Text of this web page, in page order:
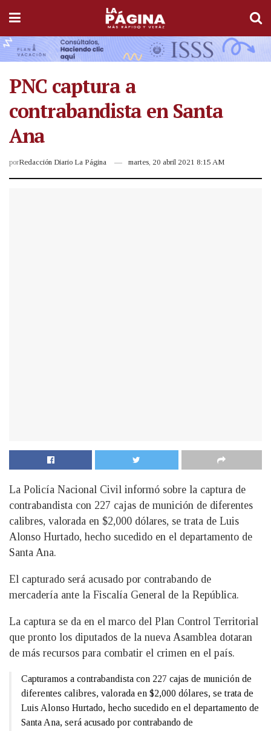
PNC captura a
contrabandista en Santa
Ana
porRedacción Diario La Página martes, 20 abril 2021 8:15 AM
La Policía Nacional Civil informó sobre la captura de
contrabandista con 227 cajas de munición de diferentes
calibres, valorada en $2,000 dólares, se trata de Luis
Alonso Hurtado, hecho sucedido en el departamento de
Santa Ana.
El capturado será acusado por contrabando de
mercadería ante la Fiscalía General de la República.
La captura se da en el marco del Plan Control Territorial
que pronto los diputados de la nueva Asamblea dotaran
de más recursos para combatir el crimen en el país.
Capturamos a contrabandista con 227 cajas de munición de
diferentes calibres, valorada en $2,000 dólares, se trata de
Luis Alonso Hurtado, hecho sucedido en el departamento de
Santa Ana, será acusado por contrabando de